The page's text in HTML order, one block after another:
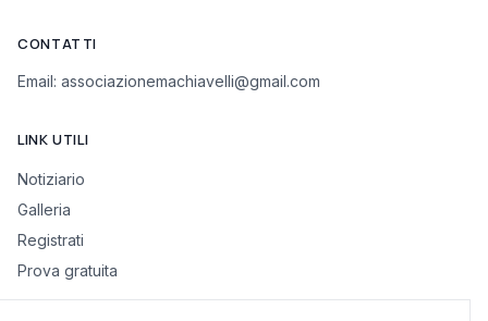
CONTATTI
Email: associazionemachiavelli@gmail.com
LINK UTILI
Notiziario
Galleria
Registrati
Prova gratuita